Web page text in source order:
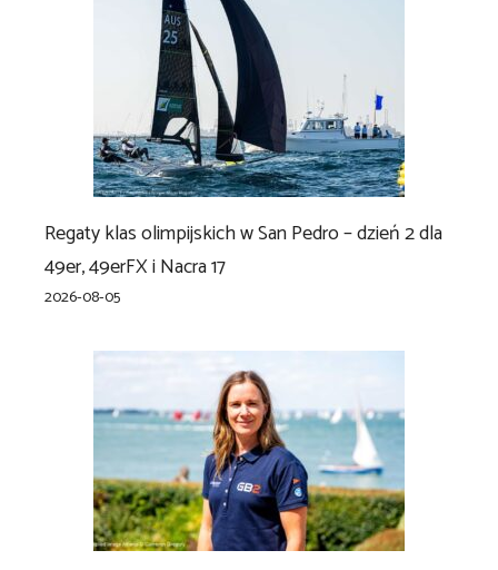
Regaty klas olimpijskich w San Pedro – dzień 2 dla
49er, 49erFX i Nacra 17
2026-08-05